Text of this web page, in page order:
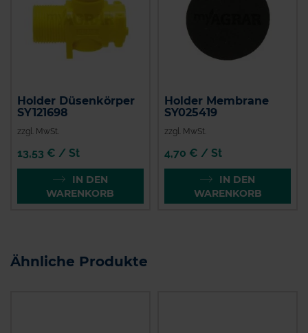
Holder Düsenkörper
SY121698
zzgl. MwSt.
13,53 € / St
IN DEN
WARENKORB
Holder Membrane
SY025419
zzgl. MwSt.
4,70 € / St
IN DEN
WARENKORB
Ähnliche Produkte